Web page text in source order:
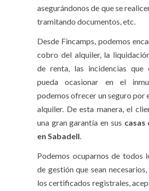
asegurándonos de que se
tramitando documentos, etc.
Desde Fincamps, podemos
cobro del alquiler, la
de renta, las incidencias que
pueda ocasionar en el
podemos ofrecer un seguro por
alquiler. De esta manera, el
una gran garantía en sus casas
en Sabadell.
Podemos ocuparnos de todos
de gestión que sean
los certificados registrales,